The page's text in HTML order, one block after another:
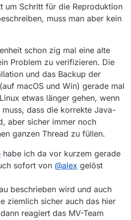
um Schritt für die Reproduktion
muss man aber kein
schon zig mal eine alte
Problem zu verifizieren. Die
und das Backup der
macOS und Win) gerade mal
etwas länger gehen, wenn
dass die korrekte Java-
aber sicher immer noch
ganzen Thread zu füllen.
habe ich da vor kurzem gerade
sofort von @alex gelöst
beschrieben wird und auch
ziemlich sicher auch das hier
reagiert das MV-Team